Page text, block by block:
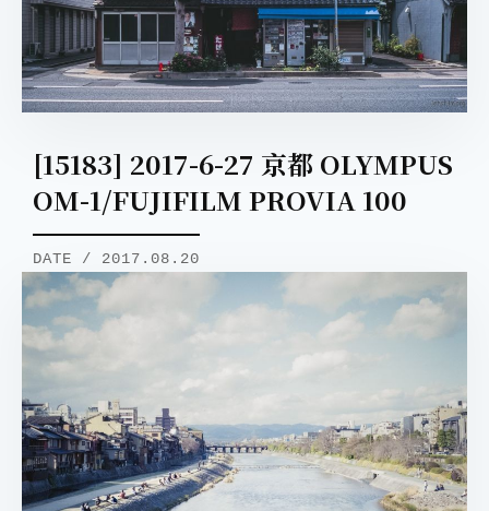
[15183] 2017-6-27 京都 OLYMPUS
OM-1/FUJIFILM PROVIA 100
DATE / 2017.08.20